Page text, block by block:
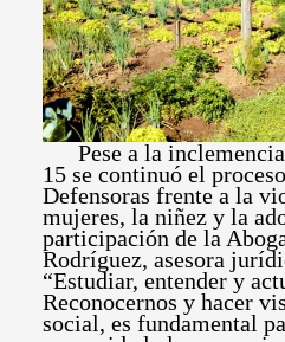
Pese a la
15 se continuó el
Defensoras frente a la
mujeres, la niñez y la
participación de la
Rodríguez, asesora
“Estudiar, entender y
Reconocernos y hacer
social, es fundamental